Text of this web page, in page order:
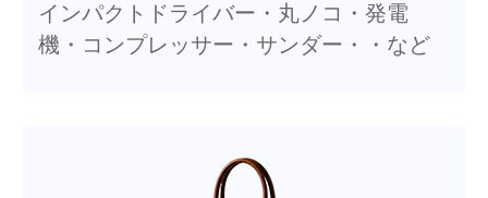
インパクトドライバー・丸ノコ・発電
機・コンプレッサー・サンダー・・など